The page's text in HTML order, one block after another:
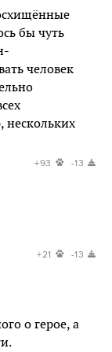
бы чуть
человек
нескольких
+93 -13
+21 -13
о герое, а